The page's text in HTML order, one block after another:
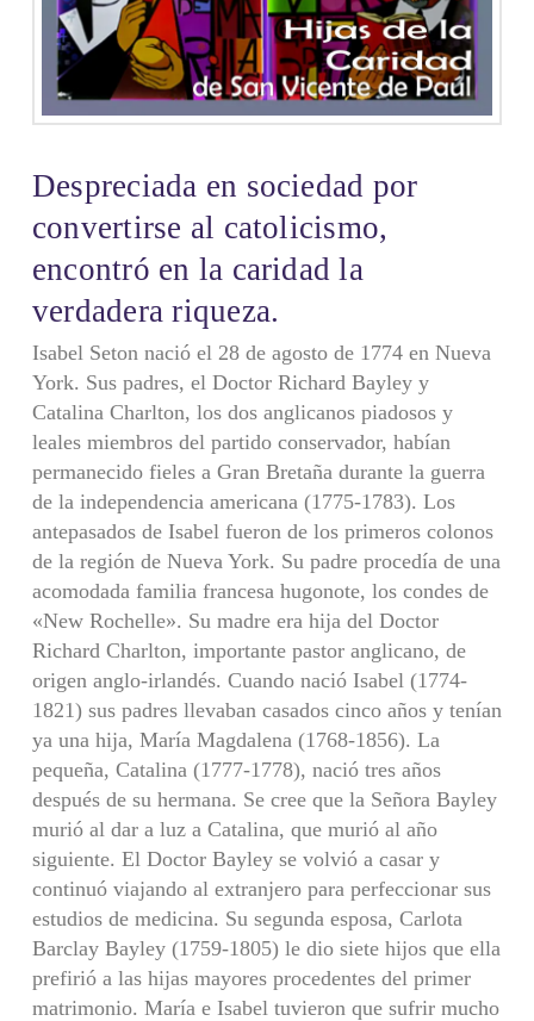
Despreciada en sociedad por
convertirse al catolicismo,
encontró en la caridad la
verdadera riqueza.
Isabel Seton nació el 28 de agosto de 1774 en Nueva
York. Sus padres, el Doctor Richard Bayley y
Catalina Charlton, los dos anglicanos piadosos y
leales miembros del partido conservador, habían
permanecido fieles a Gran Bretaña durante la guerra
de la independencia americana (1775-1783). Los
antepasados de Isabel fueron de los primeros colonos
de la región de Nueva York. Su padre procedía de una
acomodada familia francesa hugonote, los condes de
«New Rochelle». Su madre era hija del Doctor
Richard Charlton, importante pastor anglicano, de
origen anglo-irlandés. Cuando nació Isabel (1774-
1821) sus padres llevaban casados cinco años y tenían
ya una hija, María Magdalena (1768-1856). La
pequeña, Catalina (1777-1778), nació tres años
después de su hermana. Se cree que la Señora Bayley
murió al dar a luz a Catalina, que murió al año
siguiente. El Doctor Bayley se volvió a casar y
continuó viajando al extranjero para perfeccionar sus
estudios de medicina. Su segunda esposa, Carlota
Barclay Bayley (1759-1805) le dio siete hijos que ella
prefirió a las hijas mayores procedentes del primer
matrimonio. María e Isabel tuvieron que sufrir mucho